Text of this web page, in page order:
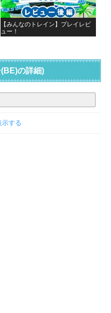
【みんなのトレイン】プレイレビ
ュー！
の詳細)
示する